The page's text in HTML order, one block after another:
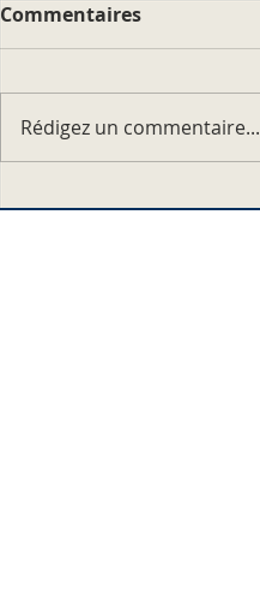
Commentaires
Rédigez un commentaire...